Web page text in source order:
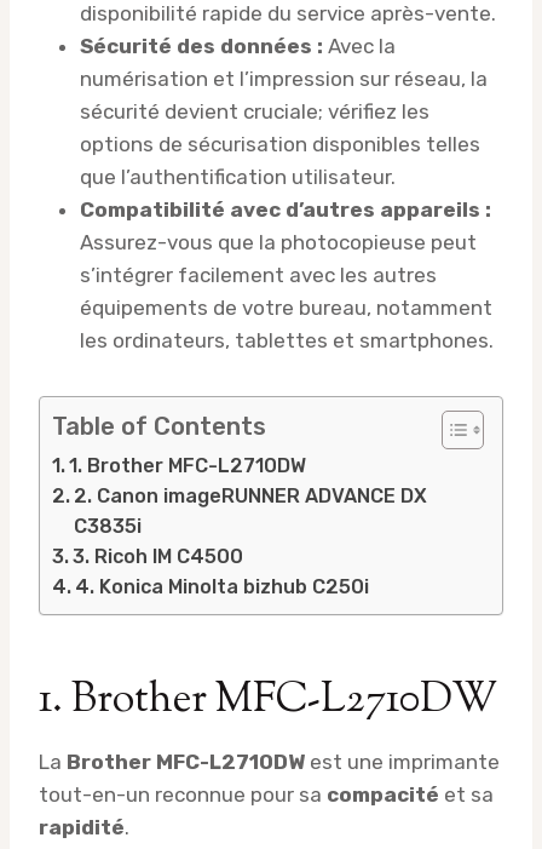
disponibilité rapide du service après-vente.
Sécurité des données : Avec la
numérisation et l’impression sur réseau, la
sécurité devient cruciale; vérifiez les
options de sécurisation disponibles telles
que l’authentification utilisateur.
Compatibilité avec d’autres appareils :
Assurez-vous que la photocopieuse peut
s’intégrer facilement avec les autres
équipements de votre bureau, notamment
les ordinateurs, tablettes et smartphones.
Table of Contents
1. Brother MFC-L2710DW
2. Canon imageRUNNER ADVANCE DX
C3835i
3. Ricoh IM C4500
4. Konica Minolta bizhub C250i
1. Brother MFC-L2710DW
La Brother MFC-L2710DW est une imprimante
tout-en-un reconnue pour sa compacité et sa
rapidité.